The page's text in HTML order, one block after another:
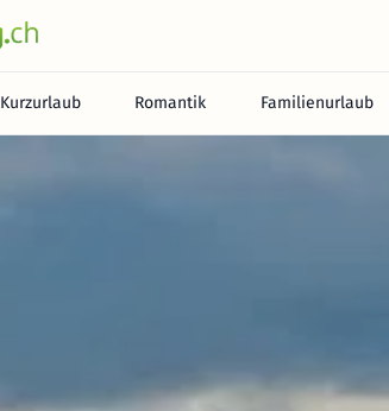
Kurzurlaub Romantik Familienurlaub